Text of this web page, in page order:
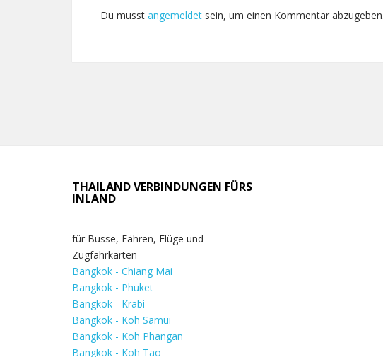
Du musst angemeldet sein, um einen Kommentar abzugeben.
THAILAND VERBINDUNGEN FÜRS
INLAND
für Busse, Fähren, Flüge und
Zugfahrkarten
Bangkok - Chiang Mai
Bangkok - Phuket
Bangkok - Krabi
Bangkok - Koh Samui
Bangkok - Koh Phangan
Bangkok - Koh Tao